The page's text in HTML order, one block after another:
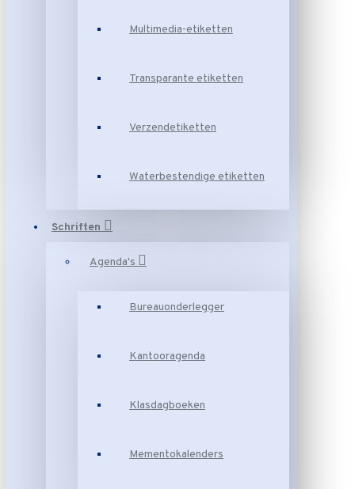
Multimedia-etiketten
Transparante etiketten
Verzendetiketten
Waterbestendige etiketten
Schriften
Agenda's
Bureauonderlegger
Kantooragenda
Klasdagboeken
Mementokalenders